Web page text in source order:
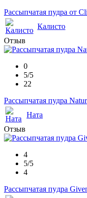
Рассыпчатая пудра от
Калисто
Отзыв
0
5/5
22
Рассыпчатая пудра
Ната
Отзыв
4
5/5
4
Рассыпчaтая пyдрa